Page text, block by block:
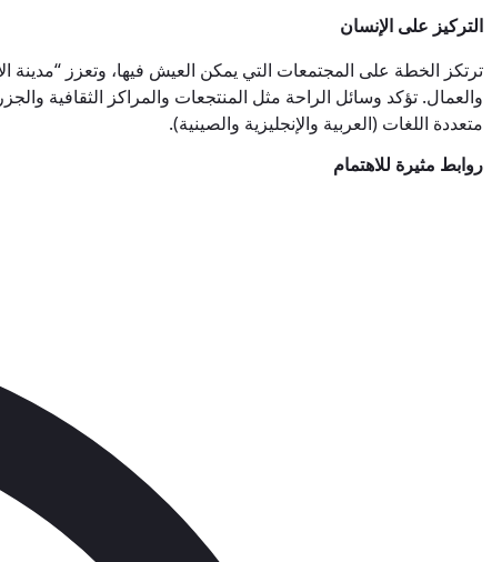
التركيز على الإنسان
ترتكز الخطة على المجتمعات التي يمكن العيش فيها، وتعزز “مدينة
والعمال. تؤكد وسائل الراحة مثل المنتجعات والمراكز الثقافية
متعددة اللغات (العربية والإنجليزية والصينية).
روابط مثيرة للاهتمام